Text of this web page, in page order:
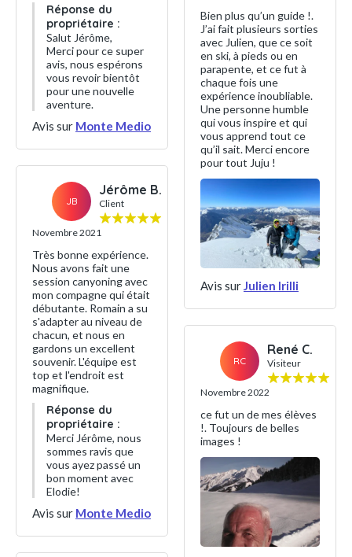
Réponse du
propriétaire :
Salut Jérôme,
Merci pour ce super
avis, nous espérons
vous revoir bientôt
pour une nouvelle
aventure.
Avis sur Monte Medio
JB
Jérôme B.
Client
Novembre 2021
Très bonne expérience.
Nous avons fait une
session canyoning avec
mon compagne qui était
débutante. Romain a su
s'adapter au niveau de
chacun, et nous en
gardons un excellent
souvenir. L'équipe est
top et l'endroit est
magnifique.
Réponse du
propriétaire :
Merci Jérôme, nous
sommes ravis que
vous ayez passé un
bon moment avec
Elodie!
Avis sur Monte Medio
Bien plus qu’un guide !.
J’ai fait plusieurs sorties
avec Julien, que ce soit
en ski, à pieds ou en
parapente, et ce fut à
chaque fois une
expérience inoubliable.
Une personne humble
qui vous inspire et qui
vous apprend tout ce
qu’il sait. Merci encore
pour tout Juju !
Avis surJulien Irilli
RC
René C.
Visiteur
Novembre 2022
ce fut un de mes élèves
!. Toujours de belles
images !